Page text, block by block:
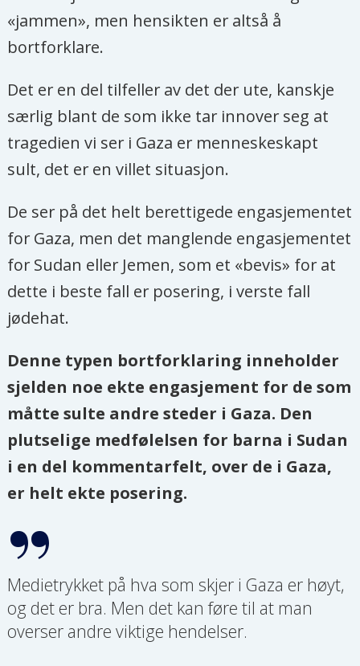
«jammen», men hensikten er altså å
bortforklare.
Det er en del tilfeller av det der ute, kanskje
særlig blant de som ikke tar innover seg at
tragedien vi ser i Gaza er menneskeskapt
sult, det er en villet situasjon.
De ser på det helt berettigede engasjementet
for Gaza, men det manglende engasjementet
for Sudan eller Jemen, som et «bevis» for at
dette i beste fall er posering, i verste fall
jødehat.
Denne typen bortforklaring inneholder
sjelden noe ekte engasjement for de som
måtte sulte andre steder i Gaza. Den
plutselige medfølelsen for barna i Sudan
i en del kommentarfelt, over de i Gaza,
er helt ekte posering.
Medietrykket på hva som skjer i Gaza er høyt,
og det er bra. Men det kan føre til at man
overser andre viktige hendelser.